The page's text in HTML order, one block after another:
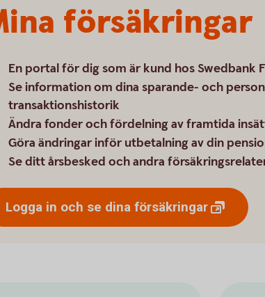
försäkringar
En portal för dig som är kund hos Swedbank
Se information om dina sparande- och
transaktionshistorik
Ändra fonder och fördelning av framtida
Göra ändringar inför utbetalning av din
Se ditt årsbesked och andra
Logga in och se dina försäkringar